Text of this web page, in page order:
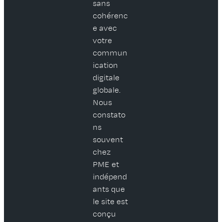
sans
cohérenc
e avec
votre
commun
ication
digitale
globale.
Nous
constato
ns
souvent
chez
PME et
indépend
ants que
le site est
conçu